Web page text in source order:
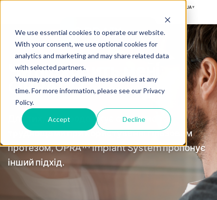
We use essential cookies to operate our website.
With your consent, we use optional cookies for
analytics and marketing and may share related data
with selected partners.
You may accept or decline these cookies at any
time. For more information, please see our Privacy
Policy.
Accept Decline
UA▾
OPRA™
Чи підходить мені
OPRA™?
Для тих, хто продовжує стикатися з
труднощами при користуванні гільзовим
протезом, OPRA™ Implant System пропонує
інший підхід.